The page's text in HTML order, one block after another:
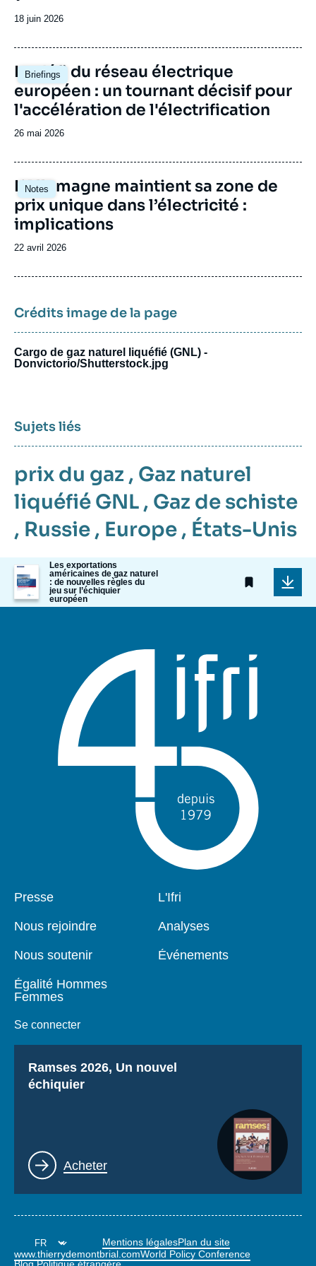
Date
publication
18 juin 2026
Briefings
Image
principale
Le défi du réseau électrique
européen : un tournant décisif pour
l'accélération de l'électrification
Date
publication
26 mai 2026
Notes
Image
principale
L’Allemagne maintient sa zone de
prix unique dans l’électricité :
implications
Date
publication
22 avril 2026
Crédits image de la page
Cargo de gaz naturel liquéfié (GNL) -
Donvictorio/Shutterstock.jpg
Sujets liés
prix du gaz , Gaz naturel
liquéfié GNL , Gaz de schiste
, Russie , Europe , États-Unis
Image
de
couverture
de
Les exportations
américaines de gaz naturel
: de nouvelles règles du
jeu sur l’échiquier
européen
Pied
Presse
Nous rejoindre
Nous soutenir
Égalité Hommes
Femmes
Se connecter
Navigation
L'Ifri
Analyses
Événements
Titre
Ramses 2026, Un nouvel
échiquier
Lien
Acheter
Mentions légalesPlan du site
www.thierrydemontbrial.comWorld Policy Conference